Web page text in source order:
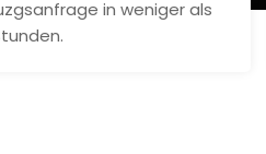
in weniger als